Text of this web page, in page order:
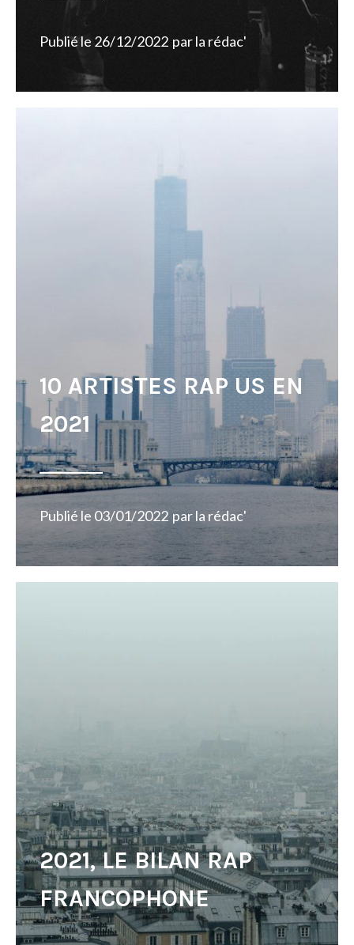
Publié le 26/12/2022 parla rédac'
10 ARTISTES RAP US EN
2021
Publié le 03/01/2022 parla rédac'
2021, LE BILAN RAP
FRANCOPHONE